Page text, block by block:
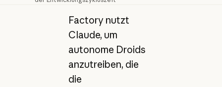
Factory nutzt
Claude, um
autonome Droids
anzutreiben, die
die